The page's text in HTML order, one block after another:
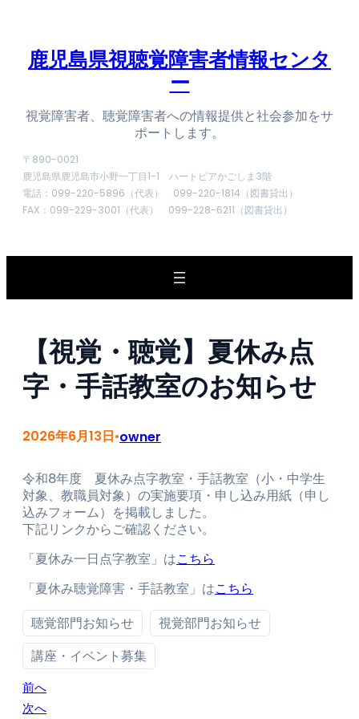
鹿児島県視聴覚障害者情報センタ
ー
視覚障害者、聴覚障害者への情報提供と社会参加をサ
ポートします。
〒890-0021
鹿児島県鹿児島市小野一丁目1-1 ハートピアかごしま3階
電話：099-220-5896（代表） 099-220-1814（図書貸出）
FAX：099-229-3001（代表） 099-228-6211（図書貸出）
【視覚・聴覚】夏休み点
字・手話教室のお知らせ
2026年6月13日•owner
令和8年度 夏休み点字教室・手話教室（小・中学生
対象、教職員対象）の実施要項・申し込み用紙（申し
込みフォーム）を掲載しました。
下記リンクからご確認ください。
「夏休み一日点字教室」はこちら
「夏休み聴覚障害・手話教室」はこちら
聴覚部門お知らせ
視覚部門お知らせ
講座・イベント募集
前へ
次へ